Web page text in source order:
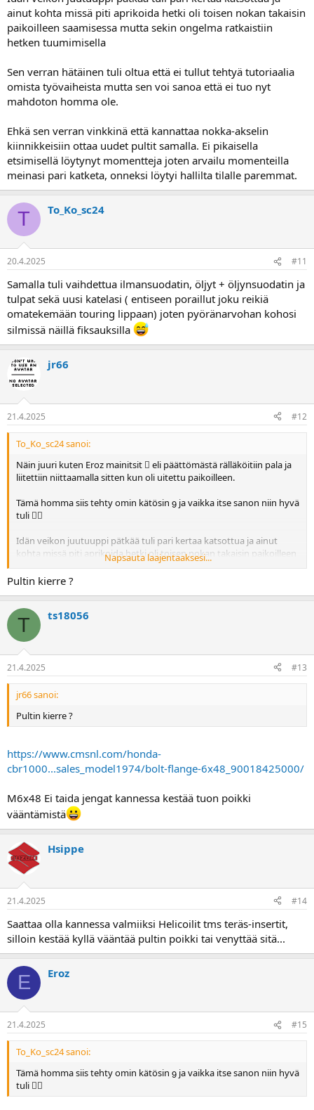
ainut kohta missä piti aprikoida hetki oli toisen nokan takaisin
paikoilleen saamisessa mutta sekin ongelma ratkaistiin
hetken tuumimisella
Sen verran hätäinen tuli oltua että ei tullut tehtyä tutoriaalia
omista työvaiheista mutta sen voi sanoa että ei tuo nyt
mahdoton homma ole.
Ehkä sen verran vinkkinä että kannattaa nokka-akselin
kiinnikkeisiin ottaa uudet pultit samalla. Ei pikaisella
etsimisellä löytynyt momentteja joten arvailu momenteilla
meinasi pari katketa, onneksi löytyi hallilta tilalle paremmat.
T To_Ko_sc24
20.4.2025 #11
Samalla tuli vaihdettua ilmansuodatin, öljyt + öljynsuodatin ja
tulpat sekä uusi katelasi ( entiseen poraillut joku reikiä
omatekemään touring lippaan) joten pyöränarvohan kohosi
silmissä näillä fiksauksilla
jr66
21.4.2025 #12
To_Ko_sc24 sanoi:
Näin juuri kuten Eroz mainitsit  eli päättömästä rälläköitiin pala ja
liitettiin niittaamalla sitten kun oli uitettu paikoilleen.
Tämä homma siis tehty omin kätösin  ja vaikka itse sanon niin hyvä
tuli 
Idän veikon juutuuppi pätkää tuli pari kertaa katsottua ja ainut
kohta missä piti aprikoida hetki oli toisen nokan takaisin paikoilleen
saamisessa mutta sekin ongelma ratkaistiin hetken tuumimisella
ole.
Ehkä sen verran vinkkinä että kannattaa nokka-akselin kiinnikkeisiin
ottaa uudet pultit samalla. Ei pikaisella etsimisellä löytynyt
momentteja joten arvailu momenteilla meinasi pari katketa,
onneksi löytyi hallilta tilalle paremmat.
Napsauta laajentaaksesi...
Pultin kierre ?
T ts18056
21.4.2025 #13
jr66 sanoi:
Pultin kierre ?
https://www.cmsnl.com/honda-
cbr1000...sales_model1974/bolt-flange-6x48_90018425000/
M6x48 Ei taida jengat kannessa kestää tuon poikki
vääntämistä
Hsippe
21.4.2025 #14
Saattaa olla kannessa valmiiksi Helicoilit tms teräs-insertit,
silloin kestää kyllä vääntää pultin poikki tai venyttää sitä...
E Eroz
21.4.2025 #15
To_Ko_sc24 sanoi:
Tämä homma siis tehty omin kätösin  ja vaikka itse sanon niin hyvä
tuli 